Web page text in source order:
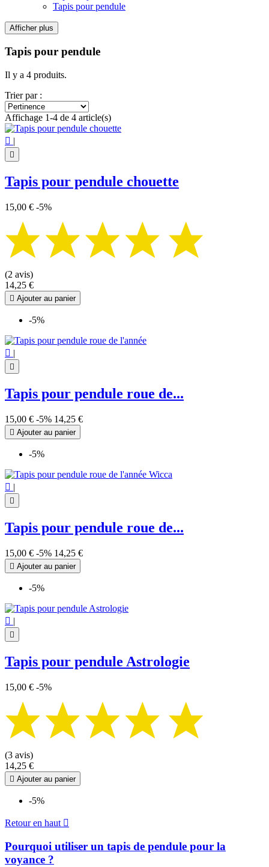
Tapis pour pendule
Effacer les filtres
Prix
€
Chouette
1
Roue de l'année wicca
Symbole astrologie 1
Voir les Produits
Afficher plus
Tapis pour pendule
Il y a 4 produits.
Trier par :
Affichage 1-4 de 4 article(s)
 |

Tapis pour pendule chouette
15,00 € -5%
(2 avis)
14,25 €
 Ajouter au panier
-5%
 |

Tapis pour pendule roue de...
15,00 € -5% 14,25 €
 Ajouter au panier
-5%
 |

Tapis pour pendule roue de...
15,00 € -5% 14,25 €
 Ajouter au panier
-5%
 |

Tapis pour pendule Astrologie
15,00 € -5%
(3 avis)
14,25 €
 Ajouter au panier
-5%
Retour en haut 
Pourquoi utiliser un tapis de pendule pour la
voyance ?